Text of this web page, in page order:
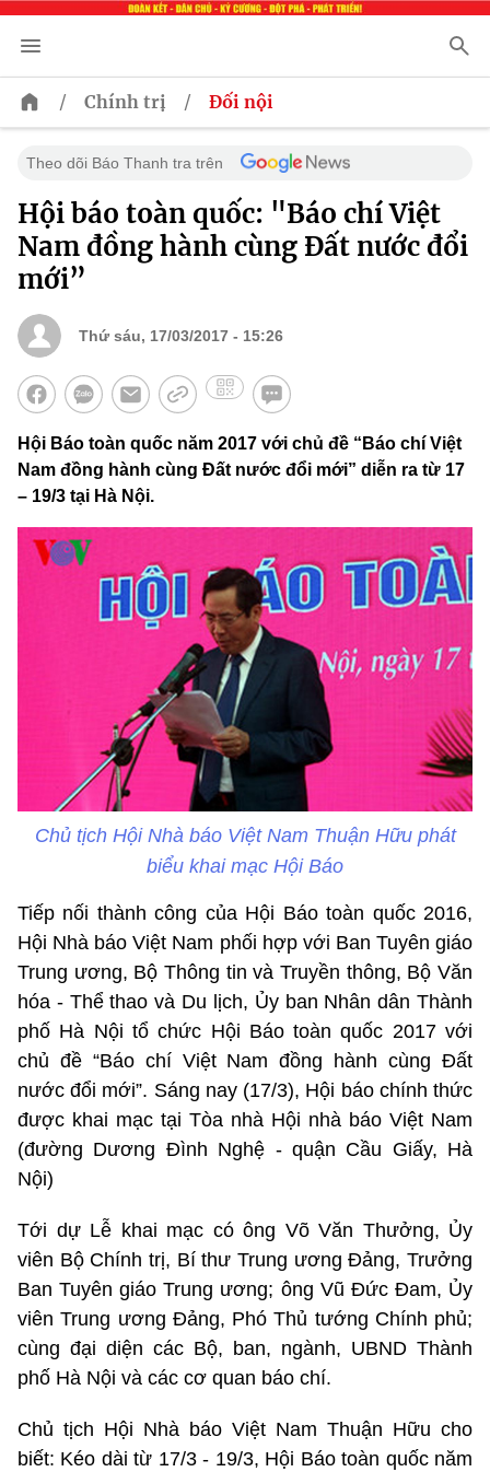
/ Chính trị / Đối nội
Theo dõi Báo Thanh tra trên
Hội báo toàn quốc: "Báo chí Việt
Nam đồng hành cùng Đất nước đổi
mới”
Thứ sáu, 17/03/2017 - 15:26
Hội Báo toàn quốc năm 2017 với chủ đề “Báo chí Việt
Nam đồng hành cùng Đất nước đổi mới” diễn ra từ 17
– 19/3 tại Hà Nội.
Chủ tịch Hội Nhà báo Việt Nam Thuận Hữu phát
biểu khai mạc Hội Báo
Tiếp nối thành công của Hội Báo toàn quốc 2016,
Hội Nhà báo Việt Nam phối hợp với Ban Tuyên giáo
Trung ương, Bộ Thông tin và Truyền thông, Bộ Văn
hóa - Thể thao và Du lịch, Ủy ban Nhân dân Thành
phố Hà Nội tổ chức Hội Báo toàn quốc 2017 với
chủ đề “Báo chí Việt Nam đồng hành cùng Đất
nước đổi mới”. Sáng nay (17/3), Hội báo chính thức
được khai mạc tại Tòa nhà Hội nhà báo Việt Nam
(đường Dương Đình Nghệ - quận Cầu Giấy, Hà
Nội)
Tới dự Lễ khai mạc có ông Võ Văn Thưởng, Ủy
viên Bộ Chính trị, Bí thư Trung ương Đảng, Trưởng
Ban Tuyên giáo Trung ương; ông Vũ Đức Đam, Ủy
viên Trung ương Đảng, Phó Thủ tướng Chính phủ;
cùng đại diện các Bộ, ban, ngành, UBND Thành
phố Hà Nội và các cơ quan báo chí.
Chủ tịch Hội Nhà báo Việt Nam Thuận Hữu cho
biết: Kéo dài từ 17/3 - 19/3, Hội Báo toàn quốc năm